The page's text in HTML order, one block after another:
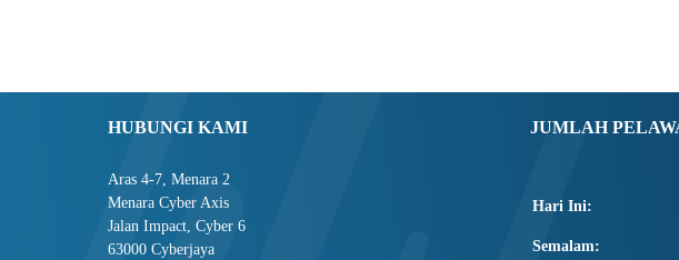
HUBUNGI KAMI
Aras 4-7, Menara 2
Menara Cyber Axis
Jalan Impact, Cyber 6
63000 Cyberjaya
JUMLAH
Hari Ini:
Semalam: